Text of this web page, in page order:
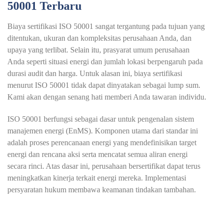
50001 Terbaru
Biaya sertifikasi ISO 50001 sangat tergantung pada tujuan yang
ditentukan, ukuran dan kompleksitas perusahaan Anda, dan
upaya yang terlibat. Selain itu, prasyarat umum perusahaan
Anda seperti situasi energi dan jumlah lokasi berpengaruh pada
durasi audit dan harga. Untuk alasan ini, biaya sertifikasi
menurut ISO 50001 tidak dapat dinyatakan sebagai lump sum.
Kami akan dengan senang hati memberi Anda tawaran individu.
ISO 50001 berfungsi sebagai dasar untuk pengenalan sistem
manajemen energi (EnMS). Komponen utama dari standar ini
adalah proses perencanaan energi yang mendefinisikan target
energi dan rencana aksi serta mencatat semua aliran energi
secara rinci. Atas dasar ini, perusahaan bersertifikat dapat terus
meningkatkan kinerja terkait energi mereka. Implementasi
persyaratan hukum membawa keamanan tindakan tambahan.